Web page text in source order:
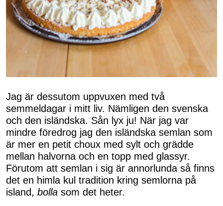
Jag är dessutom uppvuxen med två
semmeldagar i mitt liv. Nämligen den svenska
och den isländska. Sån lyx ju! När jag var
mindre föredrog jag den isländska semlan som
är mer en petit choux med sylt och grädde
mellan halvorna och en topp med glassyr.
Förutom att semlan i sig är annorlunda så finns
det en himla kul tradition kring semlorna på
island, bolla som det heter.